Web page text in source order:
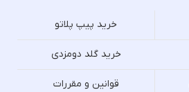
خرید پیپ پلاتو
خرید گلد دومزدی
قوانین و مقررات